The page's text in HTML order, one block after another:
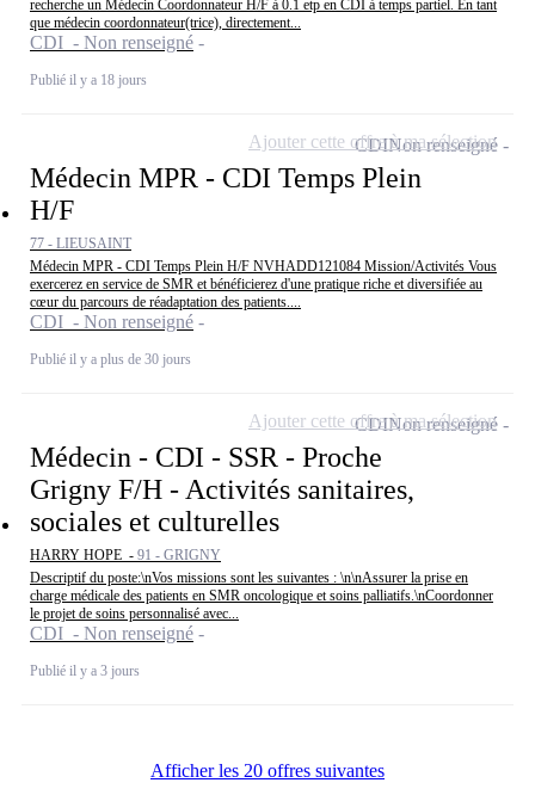
recherche un Médecin Coordonnateur H/F à 0.1 etp en CDI à temps partiel. En tant
que médecin coordonnateur(trice), directement...
CDI - Non renseigné
Publié il y a 18 jours
Médecin MPR - CDI Temps Plein
H/F
77 - LIEUSAINT
Médecin MPR - CDI Temps Plein H/F NVHADD121084 Mission/Activités Vous
exercerez en service de SMR et bénéficierez d'une pratique riche et diversifiée au
cœur du parcours de réadaptation des patients....
CDI - Non renseigné
Publié il y a plus de 30 jours
CDINon renseigné
Ajouter cette offre à ma sélection
Médecin - CDI - SSR - Proche
Grigny F/H - Activités sanitaires,
sociales et culturelles
HARRY HOPE - 91 - GRIGNY
Descriptif du poste:\nVos missions sont les suivantes : \n\nAssurer la prise en
charge médicale des patients en SMR oncologique et soins palliatifs.\nCoordonner
le projet de soins personnalisé avec...
CDI - Non renseigné
Publié il y a 3 jours
CDINon renseigné
Ajouter cette offre à ma sélection
Afficher les 20 offres suivantes